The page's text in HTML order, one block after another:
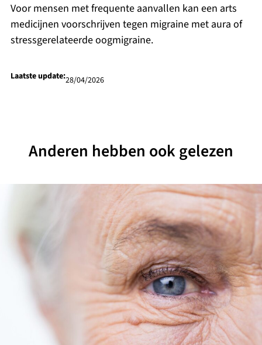
Voor mensen met frequente aanvallen kan een arts
medicijnen voorschrijven tegen migraine met aura of
stressgerelateerde oogmigraine.
Laatste update:28/04/2026
Anderen hebben ook gelezen